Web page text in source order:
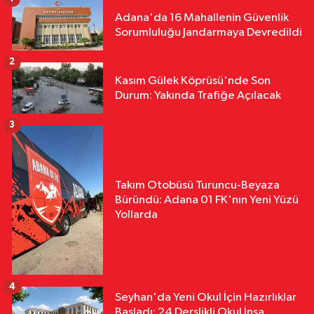
Adana'da 16 Mahallenin Güvenlik
Sorumluluğu Jandarmaya Devredildi
Kasım Gülek Köprüsü'nde Son
Durum: Yakında Trafiğe Açılacak
2
Takım Otobüsü Turuncu-Beyaza
Büründü: Adana 01 FK'nın Yeni Yüzü
Yollarda
3
Seyhan'da Yeni Okul İçin Hazırlıklar
4